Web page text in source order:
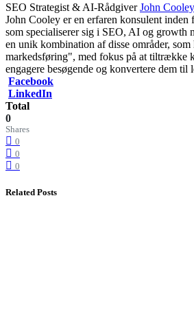
SEO Strategist & AI-RådgiverJohn Cooley
John Cooley er en erfaren konsulent
som specialiserer sig i SEO, AI og growth
en unik kombination af disse områder,
markedsføring", med fokus på at tiltrække
engagere besøgende og konvertere dem til
Facebook
LinkedIn
Total
0
Shares
0
0
0
Related Posts